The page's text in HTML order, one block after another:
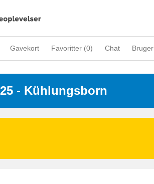
Gavekort Favoritter (0) Chat Bruger
- Kühlungsborn